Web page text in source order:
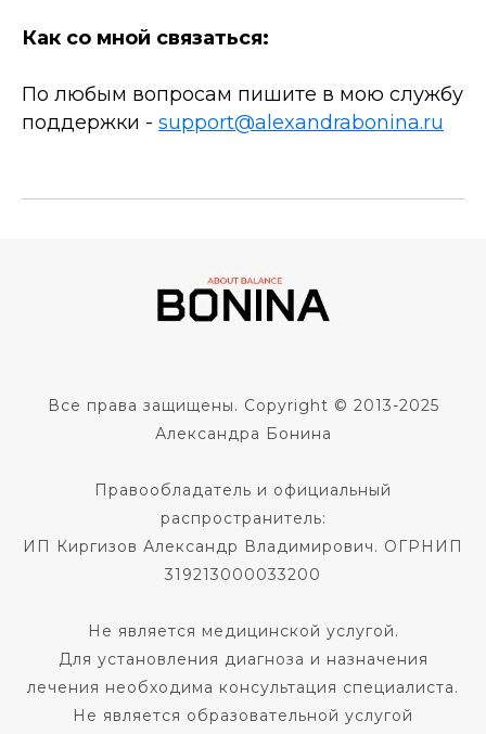
Как со мной связаться:
По любым вопросам пишите в мою службу
поддержки - support@alexandrabonina.ru
Все права защищены. Copyright © 2013-2025
Александра Бонина
Правообладатель и официальный
распространитель:
ИП Киргизов Александр Владимирович. ОГРНИП
319213000033200
Не является медицинской услугой.
Для установления диагноза и назначения
лечения необходима консультация специалиста.
Не является образовательной услугой